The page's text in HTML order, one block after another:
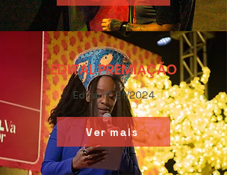
EDITAL PREMIAÇÃO
Edital n° 21/2024
Ver mais